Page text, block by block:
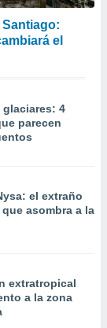
el
glaciares: 4
parecen
el extraño
asombra a la
extratropical
a la zona